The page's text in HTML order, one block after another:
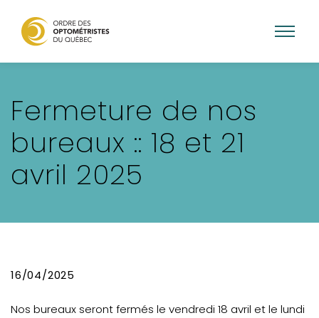
contenu
Fermeture de nos
bureaux :: 18 et 21
avril 2025
16/04/2025
Nos bureaux seront fermés le vendredi 18 avril et le lundi